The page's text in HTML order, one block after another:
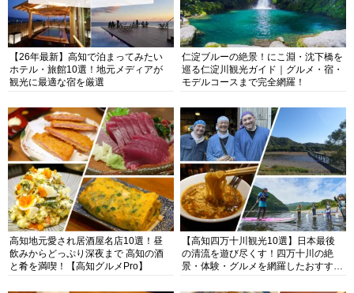
【26年最新】高知で泊まってみたい
ホテル・旅館10選！地元メディアが
観光に最適な宿を厳選
仁淀ブルーの絶景！にこ淵・沈下橋を
巡る仁淀川観光ガイド｜グルメ・宿・
モデルコースまで完全網羅！
高知地元愛され居酒屋名店10選！昼
飲みからどっぷり深夜まで 高知の酒
と肴を満喫！【高知グルメPro】
【高知四万十川観光10選】日本最後
の清流を遊び尽くす！四万十川の絶
景・体験・グルメを網羅したおすすめ